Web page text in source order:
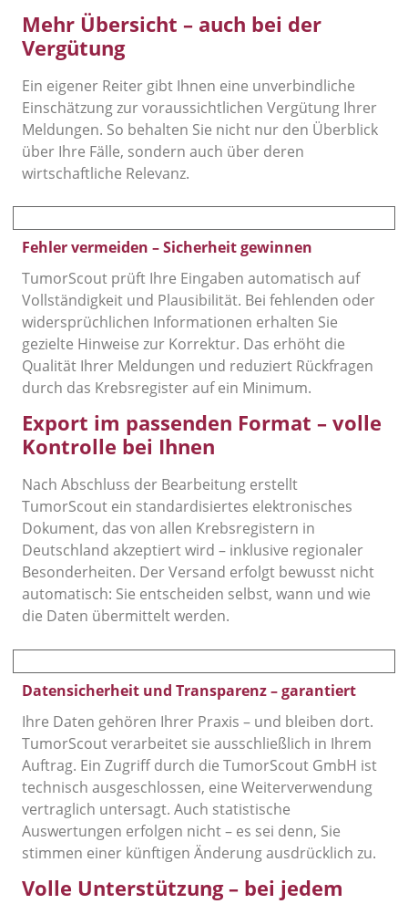
Mehr Übersicht – auch bei der
Vergütung
Ein eigener Reiter gibt Ihnen eine unverbindliche
Einschätzung zur voraussichtlichen Vergütung Ihrer
Meldungen. So behalten Sie nicht nur den Überblick
über Ihre Fälle, sondern auch über deren
wirtschaftliche Relevanz.
Fehler vermeiden – Sicherheit gewinnen
TumorScout prüft Ihre Eingaben automatisch auf
Vollständigkeit und Plausibilität. Bei fehlenden oder
widersprüchlichen Informationen erhalten Sie
gezielte Hinweise zur Korrektur. Das erhöht die
Qualität Ihrer Meldungen und reduziert Rückfragen
durch das Krebsregister auf ein Minimum.
Export im passenden Format – volle
Kontrolle bei Ihnen
Nach Abschluss der Bearbeitung erstellt
TumorScout ein standardisiertes elektronisches
Dokument, das von allen Krebsregistern in
Deutschland akzeptiert wird – inklusive regionaler
Besonderheiten. Der Versand erfolgt bewusst nicht
automatisch: Sie entscheiden selbst, wann und wie
die Daten übermittelt werden.
Datensicherheit und Transparenz – garantiert
Ihre Daten gehören Ihrer Praxis – und bleiben dort.
TumorScout verarbeitet sie ausschließlich in Ihrem
Auftrag. Ein Zugriff durch die TumorScout GmbH ist
technisch ausgeschlossen, eine Weiterverwendung
vertraglich untersagt. Auch statistische
Auswertungen erfolgen nicht – es sei denn, Sie
stimmen einer künftigen Änderung ausdrücklich zu.
Volle Unterstützung – bei jedem